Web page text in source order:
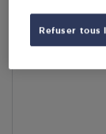
Refuser tous